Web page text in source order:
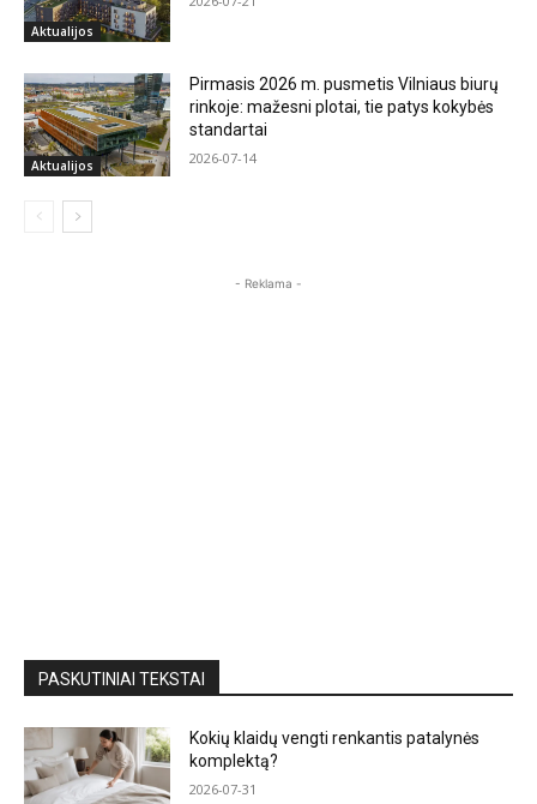
Aktualijos
Aktualijos
Pirmasis 2026 m. pusmetis Vilniaus biurų
rinkoje: mažesni plotai, tie patys kokybės
standartai
2026-07-14
- Reklama -
PASKUTINIAI TEKSTAI
Kokių klaidų vengti renkantis patalynės
komplektą?
2026-07-31